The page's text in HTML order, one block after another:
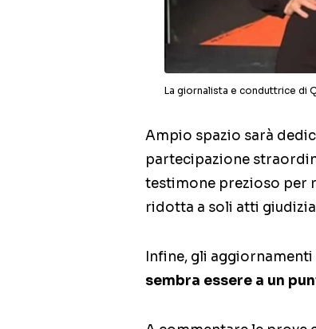
La giornalista e conduttrice di
Ampio spazio sarà
partecipazione
testimone prezioso per
ridotta a soli atti
Infine, gli aggiornamenti
sembra essere a un